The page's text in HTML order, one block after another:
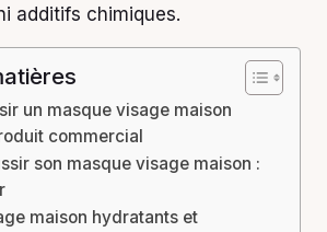
additifs chimiques.
un masque visage maison
commercial
son masque visage maison :
maison hydratants et